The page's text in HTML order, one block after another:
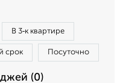
В 3‑к квартире
срок Посуточно
(0)